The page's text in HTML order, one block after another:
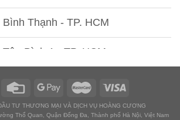
Bắc Giang
Lào Cai
Bái
Phú Yên
Thuận
Kon Tum
Thạnh - TP. HCM
Tân Bình 1 - TP. HCM
Tân Bình 2 - TP. HCM
Thuận An - Bình Dương
TƯ THƯƠNG MẠI VÀ DỊCH VỤ HOÀNG CƯƠNG
Thổ Quan, Quận Đống Đa, Thành phố Hà Nội, Việt Nam